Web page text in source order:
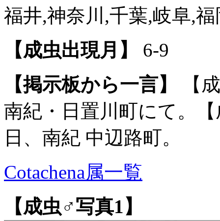
福井,神奈川,千葉,岐阜,
【成虫出現月】
6-9
【掲示板から一言】
【
南紀・日置川町にて。
日、南紀 中辺路町。
Cotachena属一覧
【成虫♂写真1】